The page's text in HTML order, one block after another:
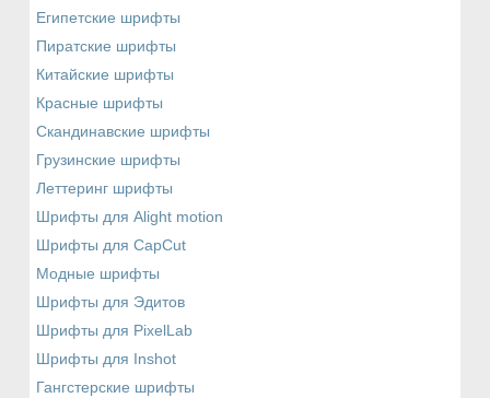
Египетские шрифты
Пиратские шрифты
Китайские шрифты
Красные шрифты
Скандинавские шрифты
Грузинские шрифты
Леттеринг шрифты
Шрифты для Alight motion
Шрифты для CapCut
Модные шрифты
Шрифты для Эдитов
Шрифты для PixelLab
Шрифты для Inshot
Гангстерские шрифты